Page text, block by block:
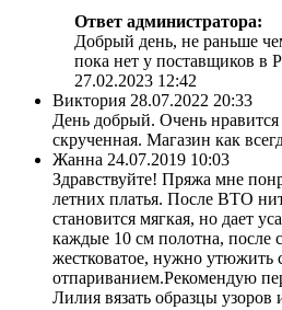
Ответ администратора:
Добрый день, не раньше
пока нет у поставщиков в
27.02.2023 12:42
Виктория 28.07.2022 20:33
День добрый. Очень нравится
скрученная. Магазин как
Жанна 24.07.2019 10:03
Здравствуйте! Пряжа мне
летних платья. После ВТО
становится мягкая, но дает
каждые 10 см полотна, после
жестковатое, нужно утюжить
отпариванием.Рекомендую
Лилия вязать образцы